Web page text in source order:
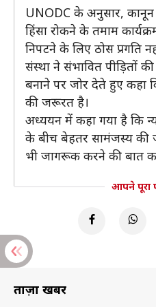
UNODC के अनुसार,
हिंसा रोकने के तमाम
निपटने के लिए ठोस प्रगति
संस्था ने संभावित पीड़ितों
बनाने पर जोर देते हुए कहा
की जरूरत है।
अध्ययन में कहा गया है कि
के बीच बेहतर सामंजस्य की
भी जागरूक करने की बात
आपने पूरा
ताज़ा खबरें